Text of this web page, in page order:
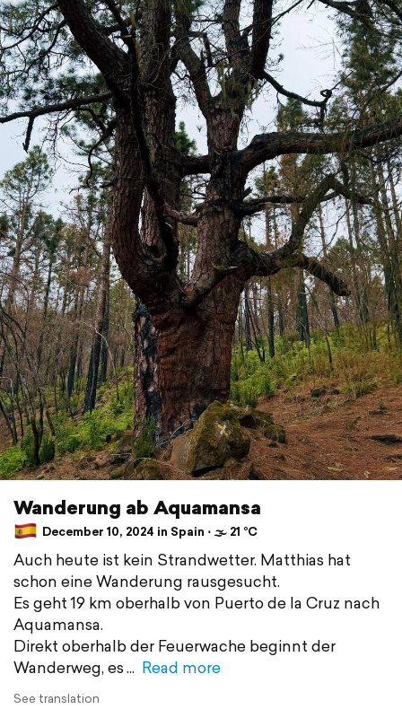
Wanderung ab Aquamansa
December 10, 2024 in Spain ⋅ 🌫 21 °C
Auch heute ist kein Strandwetter. Matthias hat
schon eine Wanderung rausgesucht.
Es geht 19 km oberhalb von Puerto de la Cruz nach
Aquamansa.
Direkt oberhalb der Feuerwache beginnt der
Wanderweg, es
Read more
See translation